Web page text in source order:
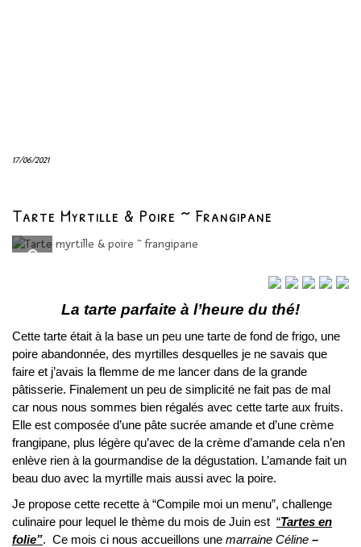
17/06/2021
Tarte Myrtille & Poire ~ Frangipane
La tarte parfaite à l’heure du thé!
Cette tarte était à la base un peu une tarte de fond de frigo, une
poire abandonnée, des myrtilles desquelles je ne savais que
faire et j’avais la flemme de me lancer dans de la grande
pâtisserie. Finalement un peu de simplicité ne fait pas de mal
car nous nous sommes bien régalés avec cette tarte aux fruits.
Elle est composée d’une pâte sucrée amande et d’une crème
frangipane, plus légère qu’avec de la crème d’amande cela n’en
enlève rien à la gourmandise de la dégustation. L’amande fait un
beau duo avec la myrtille mais aussi avec la poire.
Je propose cette recette à “Compile moi un menu”, challenge
culinaire pour lequel le thème du mois de Juin est “Tartes en
folie”. Ce mois ci nous accueillons une marraine Céline –